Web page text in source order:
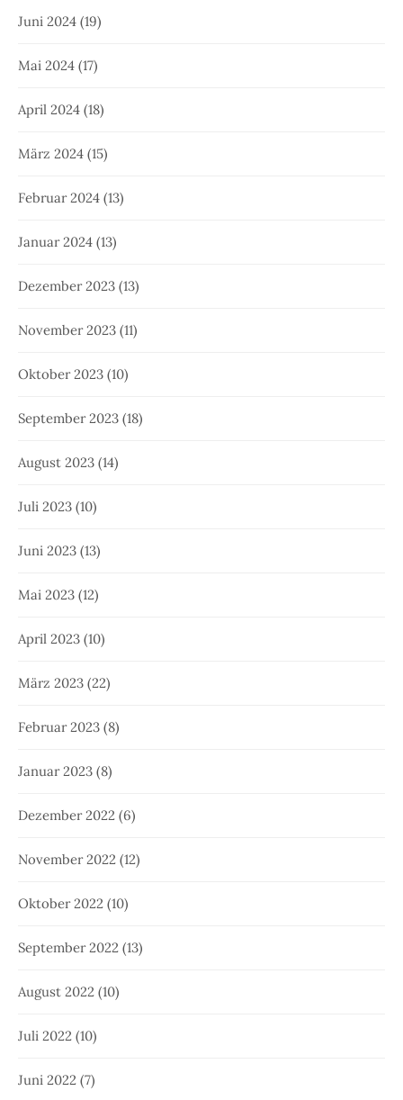
Juni 2024 (19)
Mai 2024 (17)
April 2024 (18)
März 2024 (15)
Februar 2024 (13)
Januar 2024 (13)
Dezember 2023 (13)
November 2023 (11)
Oktober 2023 (10)
September 2023 (18)
August 2023 (14)
Juli 2023 (10)
Juni 2023 (13)
Mai 2023 (12)
April 2023 (10)
März 2023 (22)
Februar 2023 (8)
Januar 2023 (8)
Dezember 2022 (6)
November 2022 (12)
Oktober 2022 (10)
September 2022 (13)
August 2022 (10)
Juli 2022 (10)
Juni 2022 (7)